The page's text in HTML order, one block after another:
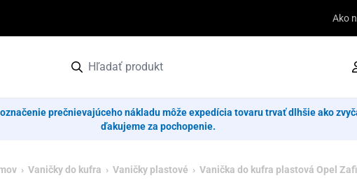
Ako
prečnievajúceho nákladu môže expedícia tovaru trvať dlhšie ako
ďakujeme za pochopenie.
› Vaničky do kufra › Vaničky plastové › Vanička do kufra plastová Opel